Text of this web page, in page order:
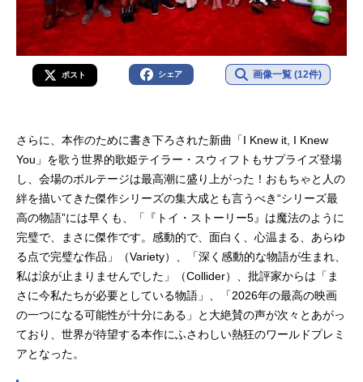
ポスト シェア 画像一覧 (12件)
さらに、本作のために書き下ろされた新曲「I Knew it, I Knew
You」を歌う世界的歌姫テイラー・スウィフトもサプライズ登場
し、会場のボルテージは最高潮に盛り上がった！おもちゃと人の
絆を描いてきた傑作シリーズの集大成とも言うべき“シリーズ最
高の物語”には早くも、「『トイ・ストーリー5』は魔法のように
完璧で、まさに傑作です。感動的で、面白く、心温まる、あらゆ
る点で完璧な作品」（Variety）、「深く感動的な物語が生まれ、
私は涙が止まりませんでした」（Collider）、批評家からは「ま
さに今私たちが必要としている物語」、「2026年の最高の映画
の一つになる可能性が十分にある」と大絶賛の声が次々とあがっ
ており、世界が待望する本作にふさわしい熱狂のワールドプレミ
アとなった。